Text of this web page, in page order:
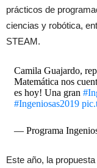
prácticos de
ciencias y robótica,
STEAM.
Camila Guajardo,
Matemática nos
es hoy! Una gran
#Ingeniosas2019
— Programa
Este año, la